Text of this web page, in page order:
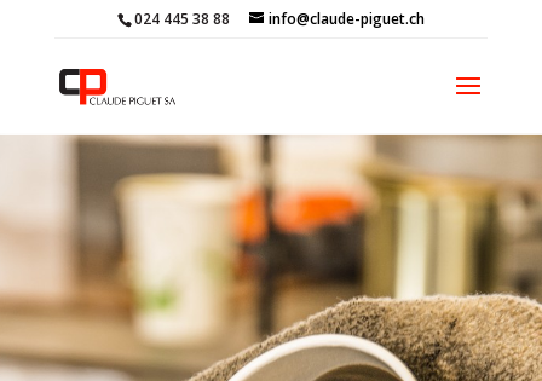
024 445 38 88 info@claude-piguet.ch